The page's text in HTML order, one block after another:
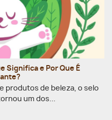
Significa e Por Que É
produtos de beleza, o selo
um dos...